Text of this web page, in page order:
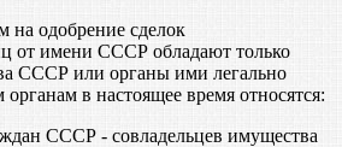
одобрение сделок
от имени СССР обладают только
СССР или органы ими легально
в настоящее время относятся:
СССР - совладельцев имущества